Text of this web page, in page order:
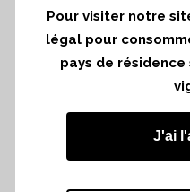
Palleja
Article de La
écrit par Pierre
Avé
« Pomerol en
Pour visiter notre
légal pour
pays de
J'ai